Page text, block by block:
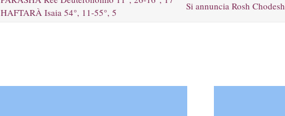
HAFTARÀ Isaia 54°, 11-55°, 5
Si annuncia Rosh Chodesh